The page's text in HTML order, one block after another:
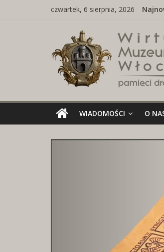
czwartek, 6 sierpnia, 2026
Wirtualne
Muzeum
Herbu
Włocławka
Wirtualne
WIADOMOŚCI O